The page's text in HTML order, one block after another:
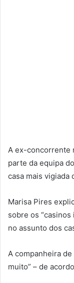
A ex-concorrente
parte da equipa
casa mais vigiada
Marisa Pires
sobre os “casinos
no assunto dos
A companheira
muito” – de